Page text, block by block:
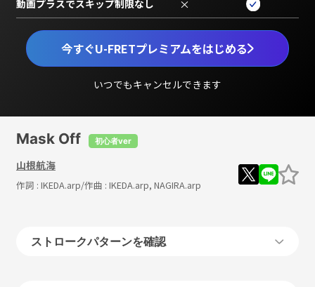
今すぐU-FRETプレミアムをはじめる
いつでもキャンセルできます
動画プラスでスキップ制限なし ×
Mask Off 初心者ver
山根航海
作詞 : IKEDA.arp/作曲 : IKEDA.arp, NAGIRA.arp
ストロークパターンを確認